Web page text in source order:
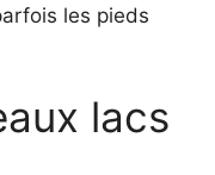
les pieds
lacs